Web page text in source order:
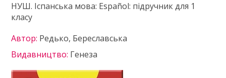
НУШ. Іспанська мова: Español: підручник для 1
класу
Автор: Редько, Береславська
Видавництво: Генеза